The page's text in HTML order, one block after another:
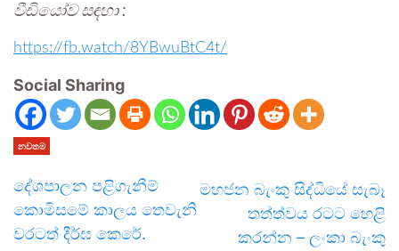
වීඩියෝව සඳහා :
https://fb.watch/8YBwuBtC4t/
Social Sharing
නවතම
දේශපාලන පළිගැනීම්
කොමිසමේ කාලය තෙවැනි
වරටත් දීර්ඝ කෙරේ.
මහජන බැංකු සිද්ධියේ සැබෑ
තත්ත්වය රටට හෙළි
කරන්න – ලංකා බැංකු